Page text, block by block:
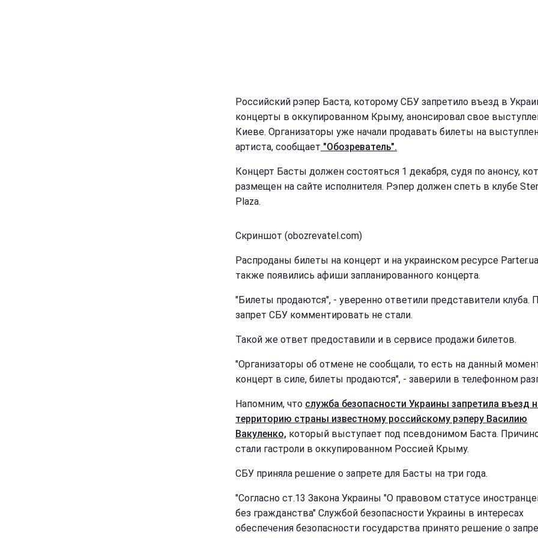
Российский рэпер Баста, которому СБУ запретило въезд в
концерты в оккупированном Крыму, анонсировал свое
Киеве. Организаторы уже начали продавать билеты на
артиста, сообщает "Обозреватель".
Концерт Басты должен состояться 1 декабря, судя по анонсу,
размещен на сайте исполнителя. Рэпер должен спеть в клубе
Plaza.
Скриншот (obozrevatel.com)
Распроданы билеты на концерт и на украинском ресурсе
также появились афиши запланированного концерта.
"Билеты продаются", - уверенно ответили представители клуба.
запрет СБУ комментировать не стали.
Такой же ответ предоставили и в сервисе продажи билетов.
"Организаторы об отмене не сообщали, то есть на данный
концерт в силе, билеты продаются", - заверили в телефонном
Напомним, что служба безопасности Украины запретила въезд
территорию страны известному российскому рэперу Василию
Вакуленко, который выступает под псевдонимом Баста.
стали гастроли в оккупированном Россией Крыму.
СБУ приняла решение о запрете для Басты на три года.
"Согласно ст.13 Закона Украины "О правовом статусе
без гражданства" Службой безопасности Украины в интересах
обеспечения безопасности государства принято решение о